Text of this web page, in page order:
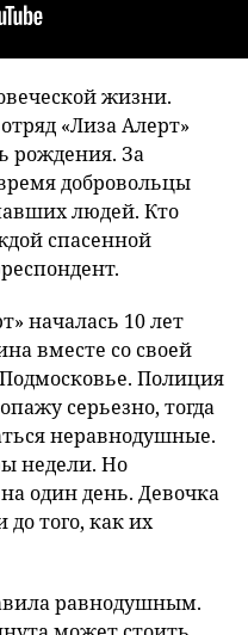
жизни.
«Лиза Алерт»
рождения. За
добровольцы
людей. Кто
спасенной
началась 10 лет
вместе со своей
Полиция
серьезно, тогда
неравнодушные.
недели. Но
один день. Девочка
до того, как их
равнодушным.